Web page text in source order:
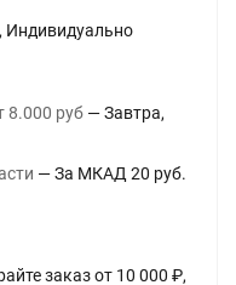
Индивидуально
8.000 руб
Завтра
За МКАД 20 руб.
заказ от 10 000 ₽,